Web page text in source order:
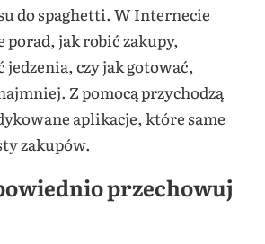
do spaghetti. W Internecie
porad, jak robić zakupy,
czy jak gotować,
Z pomocą przychodzą
aplikacje, które same
zakupów.
przechowuj